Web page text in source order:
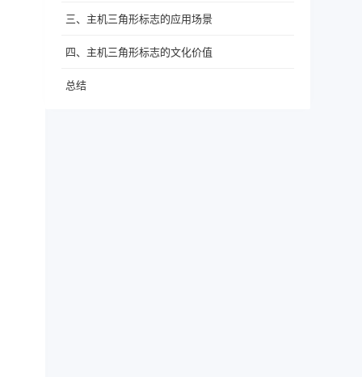
三、主机三角形标志的应用场景
四、主机三角形标志的文化价值
总结